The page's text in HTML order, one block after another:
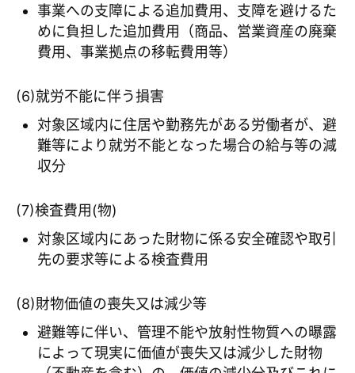
事業への支障による追加費用、支障を避けるた
めに負担した追加費用（商品、営業資産の廃棄
費用、事業拠点の移転費用等）
(6)就労不能に伴う損害
対象区域内に住居や勤務先がある労働者が、避
難等により就労不能となった場合の給与等の減
収分
(7)検査費用(物)
対象区域内にあった財物に係る安全確認や取引
先の要求等による検査費用
(8)財物価値の喪失又は減少等
避難等に伴い、管理不能や放射性物質への曝露
によって現実に価値が喪失又は減少した財物